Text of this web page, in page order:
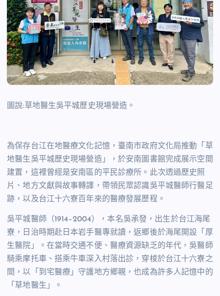
圖說:草地醫生吳平城歷史現場營造。
為保存台江在地醫療文化記憶，臺南市政府文化局推動「草
地醫生吳平城歷史現場營造」，於安南圖書館完成展示空間
建置，這裡曾經是安南區的平民診療所。此次透過歷史照
片、地方文獻與故事轉譯，帶領民眾認識吳平城醫師行醫足
跡，以及台江十六寮百年來的醫療發展歷程。
吳平城醫師（1914–2004），本名吳承發，出生於台江海尾
寮，日治時期赴日本岩手醫專就讀，返鄉後於海尾開設「厚
生醫院」。在當時交通不便、醫療資源缺乏的年代，吳醫師
騎乘摩托車、搭乘牛車深入村落出診，穿梭於台江十六寮之
間，以「到宅醫療」守護地方鄉親，也成為許多人記憶中的
「草地醫生」。